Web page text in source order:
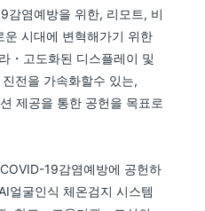
감염예방을 위한, 리모트, 비
시대에 변혁해가기 위한
・고도화된 디스플레이 및
전을 가속화할수 있는,
제공을 통한 공헌을 목표로
19감염예방에 공헌하
얼굴인식 체온검지 시스템